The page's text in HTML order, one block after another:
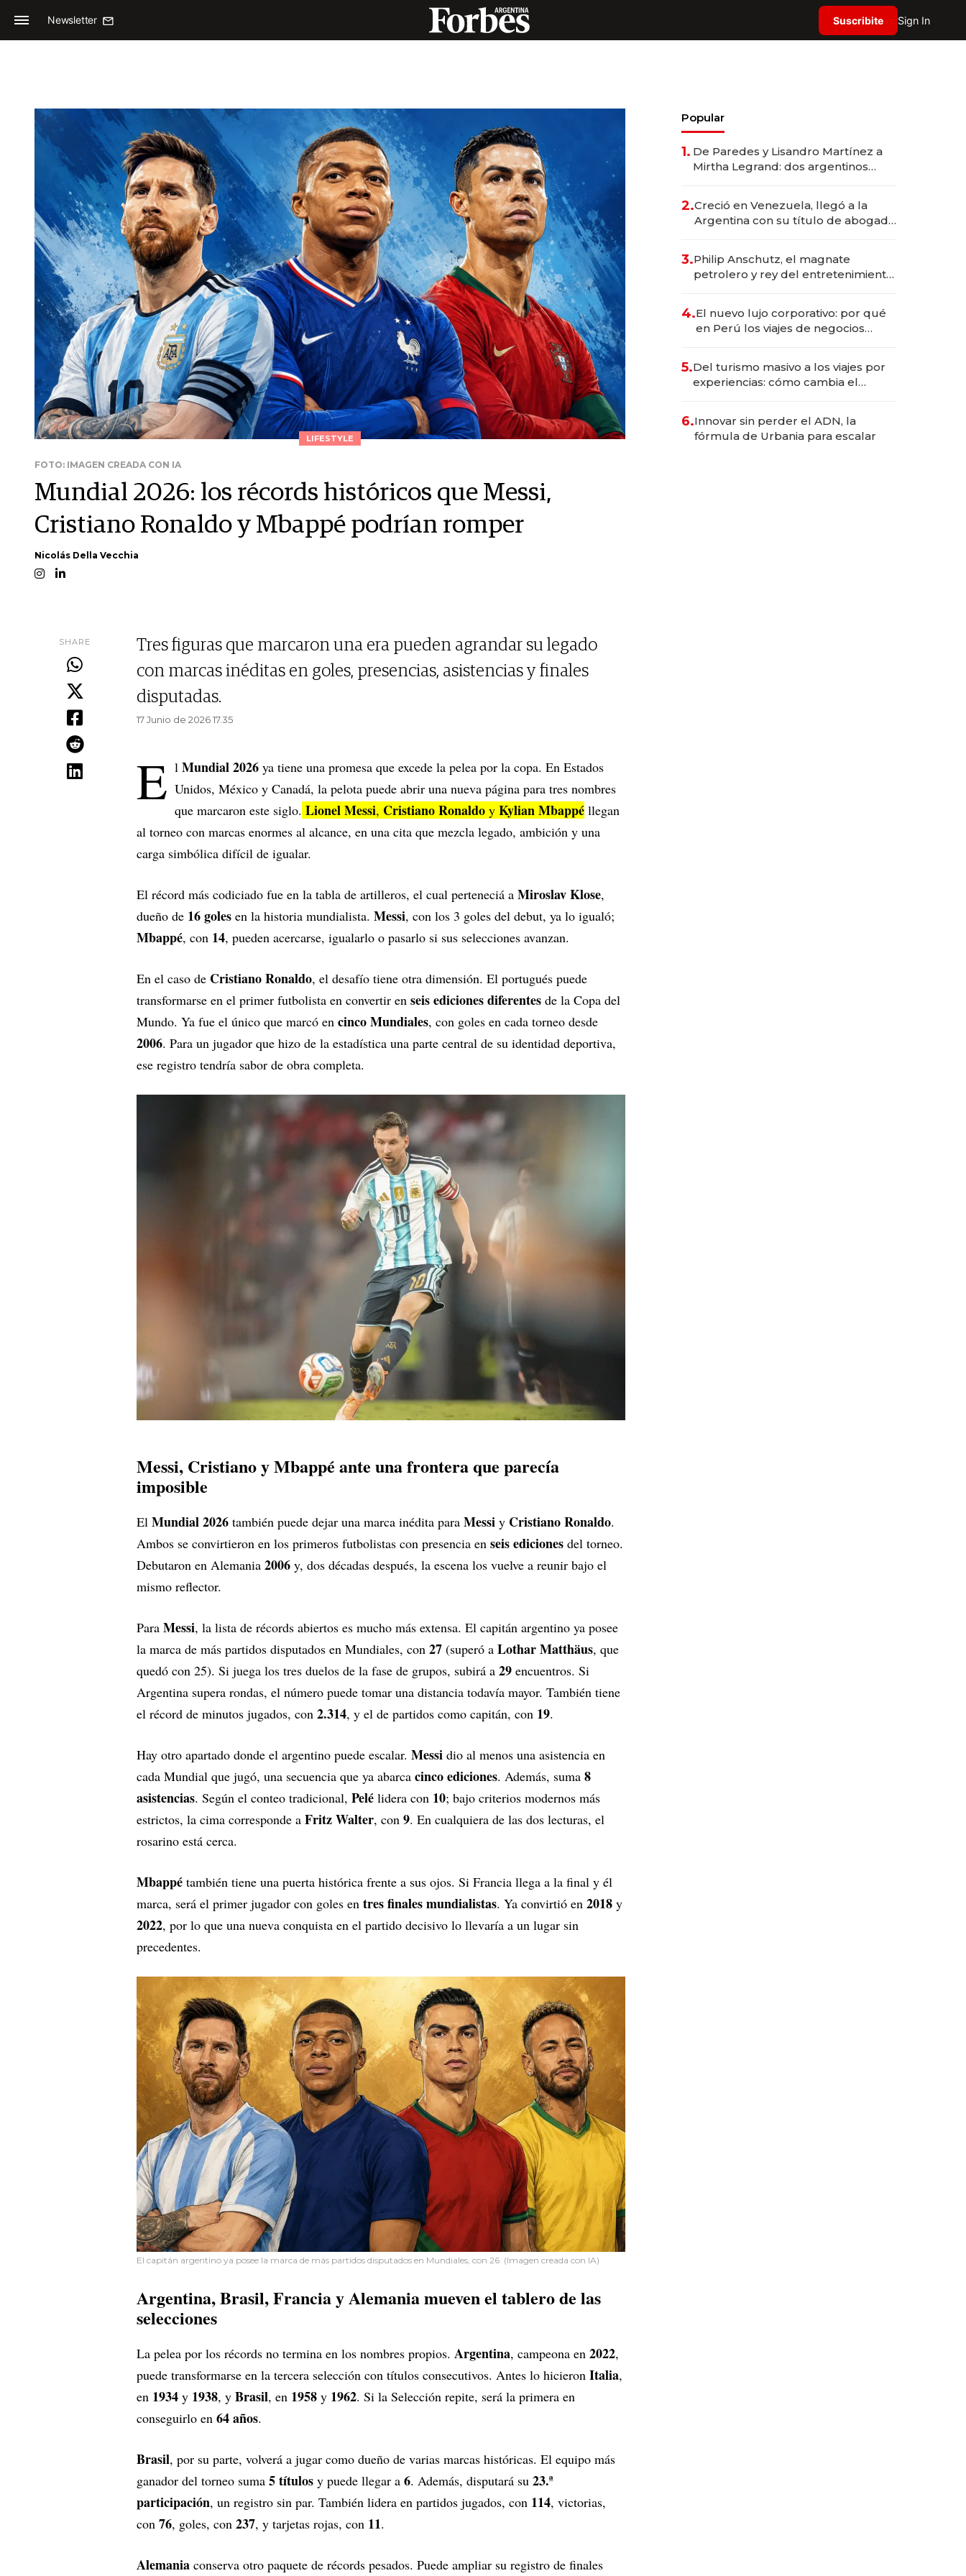
Newsletter Suscribite Sign In
LIFESTYLE
FOTO: IMAGEN CREADA CON IA
Mundial 2026: los récords históricos que Messi,
Cristiano Ronaldo y Mbappé podrían romper
Nicolás Della Vecchia
SHARE
Tres figuras que marcaron una era pueden agrandar su legado
con marcas inéditas en goles, presencias, asistencias y finales
disputadas.
17 Junio de 2026 17.35
E l Mundial 2026 ya tiene una promesa que excede la pelea por la copa. En Estados
Unidos, México y Canadá, la pelota puede abrir una nueva página para tres nombres
que marcaron este siglo. Lionel Messi, Cristiano Ronaldo y Kylian Mbappé llegan
al torneo con marcas enormes al alcance, en una cita que mezcla legado, ambición y una
carga simbólica difícil de igualar.
El récord más codiciado fue en la tabla de artilleros, el cual perteneciá a Miroslav Klose,
dueño de 16 goles en la historia mundialista. Messi, con los 3 goles del debut, ya lo igualó;
Mbappé, con 14, pueden acercarse, igualarlo o pasarlo si sus selecciones avanzan.
En el caso de Cristiano Ronaldo, el desafío tiene otra dimensión. El portugués puede
transformarse en el primer futbolista en convertir en seis ediciones diferentes de la Copa del
Mundo. Ya fue el único que marcó en cinco Mundiales, con goles en cada torneo desde
2006. Para un jugador que hizo de la estadística una parte central de su identidad deportiva,
ese registro tendría sabor de obra completa.
Messi, Cristiano y Mbappé ante una frontera que parecía
imposible
El Mundial 2026 también puede dejar una marca inédita para Messi y Cristiano Ronaldo.
Ambos se convirtieron en los primeros futbolistas con presencia en seis ediciones del torneo.
Debutaron en Alemania 2006 y, dos décadas después, la escena los vuelve a reunir bajo el
mismo reflector.
Para Messi, la lista de récords abiertos es mucho más extensa. El capitán argentino ya posee
la marca de más partidos disputados en Mundiales, con 27 (superó a Lothar Matthäus, que
quedó con 25). Si juega los tres duelos de la fase de grupos, subirá a 29 encuentros. Si
Argentina supera rondas, el número puede tomar una distancia todavía mayor. También tiene
el récord de minutos jugados, con 2.314, y el de partidos como capitán, con 19.
Hay otro apartado donde el argentino puede escalar. Messi dio al menos una asistencia en
cada Mundial que jugó, una secuencia que ya abarca cinco ediciones. Además, suma 8
asistencias. Según el conteo tradicional, Pelé lidera con 10; bajo criterios modernos más
estrictos, la cima corresponde a Fritz Walter, con 9. En cualquiera de las dos lecturas, el
rosarino está cerca.
Mbappé también tiene una puerta histórica frente a sus ojos. Si Francia llega a la final y él
marca, será el primer jugador con goles en tres finales mundialistas. Ya convirtió en 2018 y
2022, por lo que una nueva conquista en el partido decisivo lo llevaría a un lugar sin
precedentes.
El capitán argentino ya posee la marca de más partidos disputados en Mundiales, con 26 (Imagen creada con IA)
Argentina, Brasil, Francia y Alemania mueven el tablero de las
selecciones
La pelea por los récords no termina en los nombres propios. Argentina, campeona en 2022,
puede transformarse en la tercera selección con títulos consecutivos. Antes lo hicieron Italia,
en 1934 y 1938, y Brasil, en 1958 y 1962. Si la Selección repite, será la primera en
conseguirlo en 64 años.
Brasil, por su parte, volverá a jugar como dueño de varias marcas históricas. El equipo más
ganador del torneo suma 5 títulos y puede llegar a 6. Además, disputará su 23.ª
participación, un registro sin par. También lidera en partidos jugados, con 114, victorias,
con 76, goles, con 237, y tarjetas rojas, con 11.
Alemania conserva otro paquete de récords pesados. Puede ampliar su registro de finales
Popular
1. De Paredes y Lisandro Martínez a
Mirtha Legrand: dos argentinos
2.Creció en Venezuela, llegó a la
Argentina con su título de abogado
marcas "fast premium"
3.Philip Anschutz, el magnate
petrolero y rey del entretenimiento
4.El nuevo lujo corporativo: por qué
en Perú los viajes de negocios
transformadoras
5.Del turismo masivo a los viajes por
experiencias: cómo cambia el
6.Innovar sin perder el ADN, la
fórmula de Urbania para escalar